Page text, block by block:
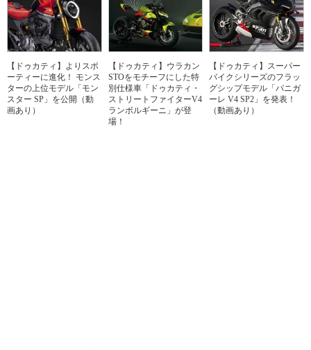
【ドゥカティ】よりスポ
ーティーに進化！ モンス
ターの上位モデル「モン
スター SP」を公開（動
画あり）
【ドゥカティ】ウラカン
STOをモチーフにした特
別仕様車「ドゥカティ・
ストリートファイターV4
ランボルギーニ」が登
場！
【ドゥカティ】スーパー
バイクシリーズのフラッ
グシップモデル「パニガ
ーレ V4 SP2」を発表！
（動画あり）